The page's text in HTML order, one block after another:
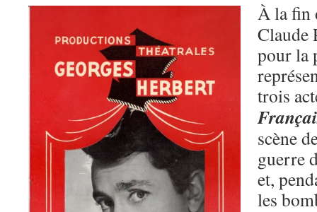
À la fin
Claude
pour la
trois
scène
guerre
et,
les